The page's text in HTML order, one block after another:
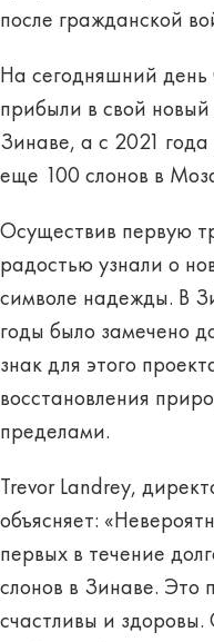
после гражданской
На сегодняшний день
прибыли в свой
Зинаве, а с 2021
еще 100 слонов в
Осуществив первую
радостью узнали о
символе надежды. В
годы было замечено
знак для этого
восстановления
пределами.
Trevor Landrey,
объясняет:
первых в течение
слонов в Зинаве. Это
счастливы и